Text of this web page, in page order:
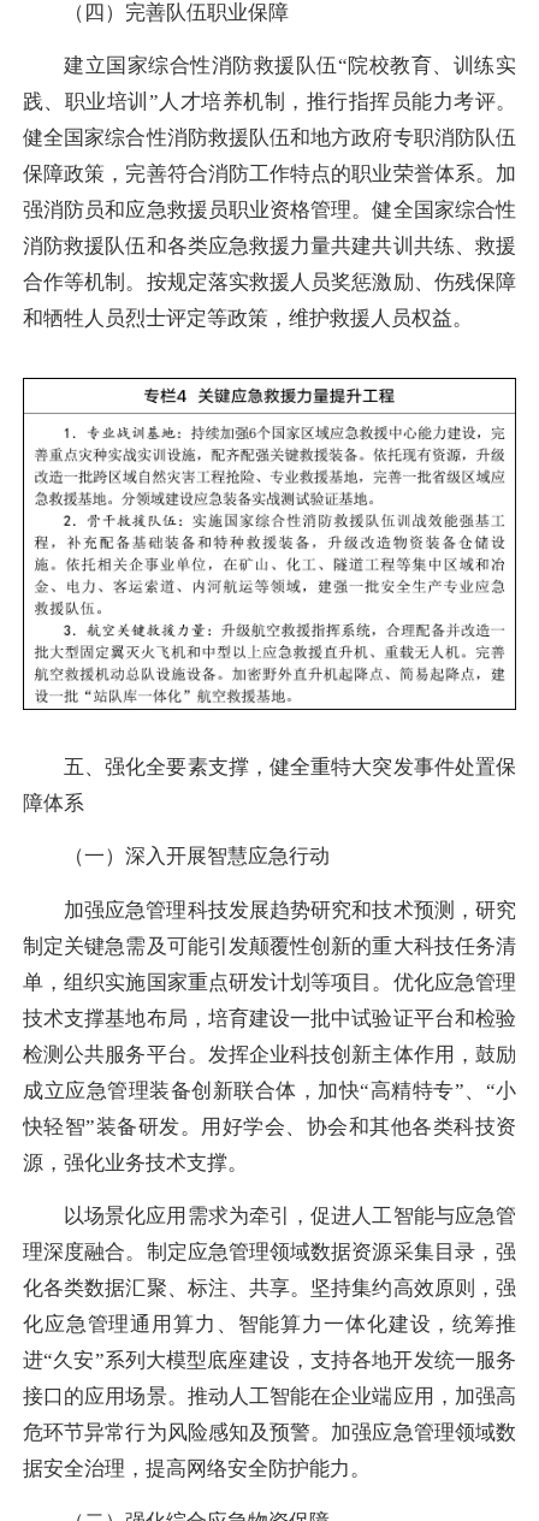
（四）完善队伍职业保障
建立国家综合性消防救援队伍“院校教育、训练实
践、职业培训”人才培养机制，推行指挥员能力考评。
健全国家综合性消防救援队伍和地方政府专职消防队伍
保障政策，完善符合消防工作特点的职业荣誉体系。加
强消防员和应急救援员职业资格管理。健全国家综合性
消防救援队伍和各类应急救援力量共建共训共练、救援
合作等机制。按规定落实救援人员奖惩激励、伤残保障
和牺牲人员烈士评定等政策，维护救援人员权益。
五、强化全要素支撑，健全重特大突发事件处置保
障体系
（一）深入开展智慧应急行动
加强应急管理科技发展趋势研究和技术预测，研究
制定关键急需及可能引发颠覆性创新的重大科技任务清
单，组织实施国家重点研发计划等项目。优化应急管理
技术支撑基地布局，培育建设一批中试验证平台和检验
检测公共服务平台。发挥企业科技创新主体作用，鼓励
成立应急管理装备创新联合体，加快“高精特专”、“小
快轻智”装备研发。用好学会、协会和其他各类科技资
源，强化业务技术支撑。
以场景化应用需求为牵引，促进人工智能与应急管
理深度融合。制定应急管理领域数据资源采集目录，强
化各类数据汇聚、标注、共享。坚持集约高效原则，强
化应急管理通用算力、智能算力一体化建设，统筹推
进“久安”系列大模型底座建设，支持各地开发统一服务
接口的应用场景。推动人工智能在企业端应用，加强高
危环节异常行为风险感知及预警。加强应急管理领域数
据安全治理，提高网络安全防护能力。